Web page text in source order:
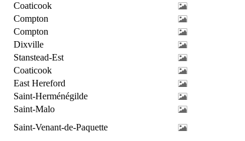
Coaticook
Compton
Compton
Dixville
Stanstead-Est
Coaticook
East Hereford
Saint-Herménégilde
Saint-Malo
Saint-Venant-de-Paquette